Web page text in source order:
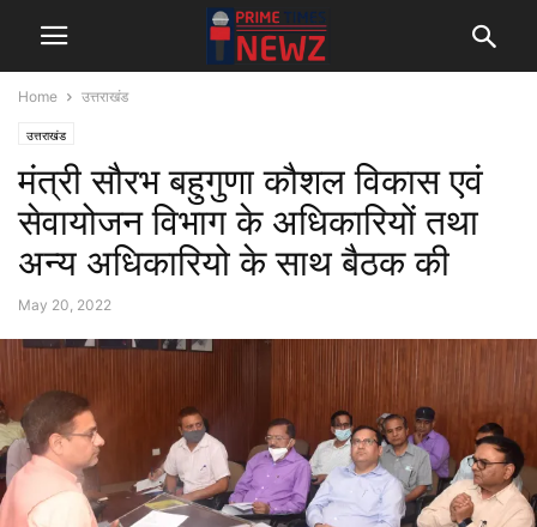
Home उत्तराखंड
उत्तराखंड
मंत्री सौरभ बहुगुणा कौशल विकास एवं
सेवायोजन विभाग के अधिकारियों तथा
अन्य अधिकारियो के साथ बैठक की
May 20, 2022